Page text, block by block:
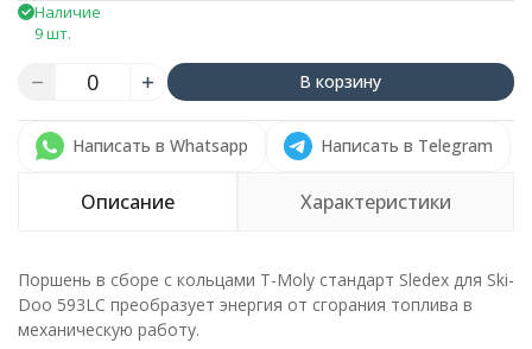
Наличие
9 шт.
В корзину
Написать в Whatsapp Написать в Telegram
Описание Характеристики
Поршень в сборе с кольцами T-Moly стандарт Sledex для Ski-
Doo 593LC преобразует энергия от сгорания топлива в
механическую работу.